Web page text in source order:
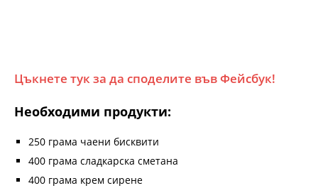
Цъкнете тук за да споделите във Фейсбук!
Необходими продукти:
250 грама чаени бисквити
400 грама сладкарска сметана
400 грама крем сирене